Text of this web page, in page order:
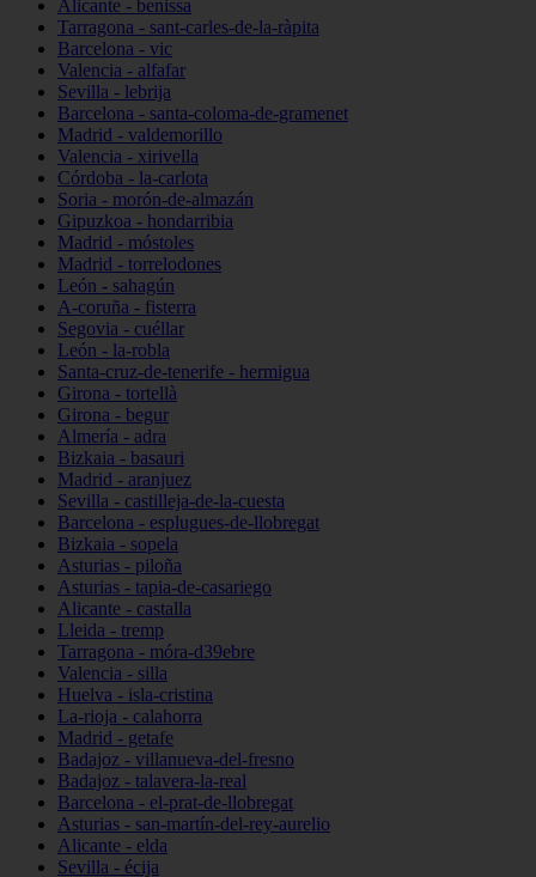
Alicante - benissa
Tarragona - sant-carles-de-la-ràpita
Barcelona - vic
Valencia - alfafar
Sevilla - lebrija
Barcelona - santa-coloma-de-gramenet
Madrid - valdemorillo
Valencia - xirivella
Córdoba - la-carlota
Soria - morón-de-almazán
Gipuzkoa - hondarribia
Madrid - móstoles
Madrid - torrelodones
León - sahagún
A-coruña - fisterra
Segovia - cuéllar
León - la-robla
Santa-cruz-de-tenerife - hermigua
Girona - tortellà
Girona - begur
Almería - adra
Bizkaia - basauri
Madrid - aranjuez
Sevilla - castilleja-de-la-cuesta
Barcelona - esplugues-de-llobregat
Bizkaia - sopela
Asturias - piloña
Asturias - tapia-de-casariego
Alicante - castalla
Lleida - tremp
Tarragona - móra-d39ebre
Valencia - silla
Huelva - isla-cristina
La-rioja - calahorra
Madrid - getafe
Badajoz - villanueva-del-fresno
Badajoz - talavera-la-real
Barcelona - el-prat-de-llobregat
Asturias - san-martín-del-rey-aurelio
Alicante - elda
Sevilla - écija